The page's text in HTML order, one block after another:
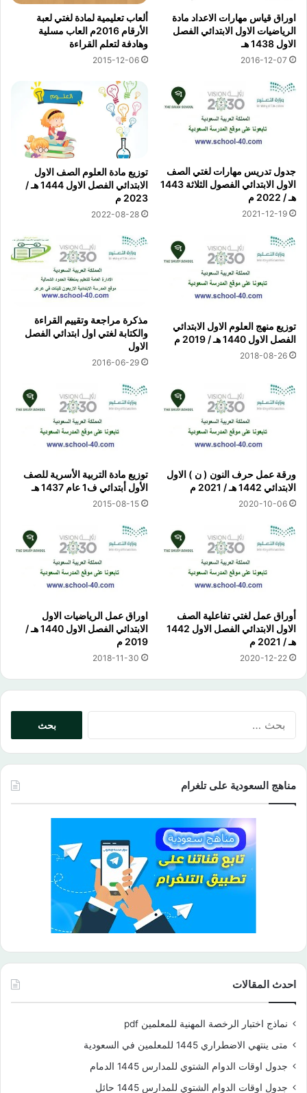
اوراق قياس مهارات الاعداد مادة
الرياضيات الاول الابتدائي الفصل
الاول 1438 هـ
2016-12-07
ألعاب تعليمية لمادة لغتي لعبة
الأرقام 2016م العاب مسلية
وهادفة لتعلم القراءة
2015-12-06
جدول تدريس مهارات لغتي الصف
الاول الابتدائي الفصول الثلاثة 1443
هـ / 2022 م
2021-12-19
توزيع مادة العلوم الصف الاول
الابتدائي الفصل الاول 1444 هـ /
2023 م
2022-08-28
توزيع منهج العلوم الاول الابتدائي
الفصل الاول 1440 هـ / 2019 م
2018-08-26
مذكرة مراجعة وتقييم القراءة
والكتابة لغتي اول ابتدائي الفصل
الاول
2016-06-29
ورقة عمل حرف النون ( ن ) الاول
الابتدائي 1442 هـ / 2021 م
2020-10-06
توزيع مادة التربية الأسرية للصف
الأول أبتدائي ف1 عام 1437 هـ
2015-08-15
أوراق عمل لغتي تفاعلية الصف
الاول الابتدائي الفصل الاول 1442
هـ / 2021 م
2020-12-22
اوراق عمل الرياضيات الاول
الابتدائي الفصل الاول 1440 هـ /
2019 م
2018-11-30
البحث
مناهج السعودية على تلغرام
احدث المقالات
نماذج اختبار الرخصة المهنية للمعلمين pdf
متى ينتهي الاضطراري 1445 للمعلمين في السعودية
جدول اوقات الدوام الشتوي للمدارس 1445 الدمام
جدول اوقات الدوام الشتوي للمدارس 1445 حائل